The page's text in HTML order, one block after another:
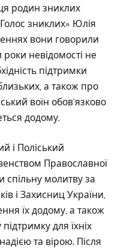
родин зниклих
зниклих» Юлія
вони говорили
невідомості не
підтримки
а також про
воїн обов’язково
додому.
і Поліський
Православної
молитву за
і Захисниц України,
їх додому, а також
для їхніх
та вірою. Після